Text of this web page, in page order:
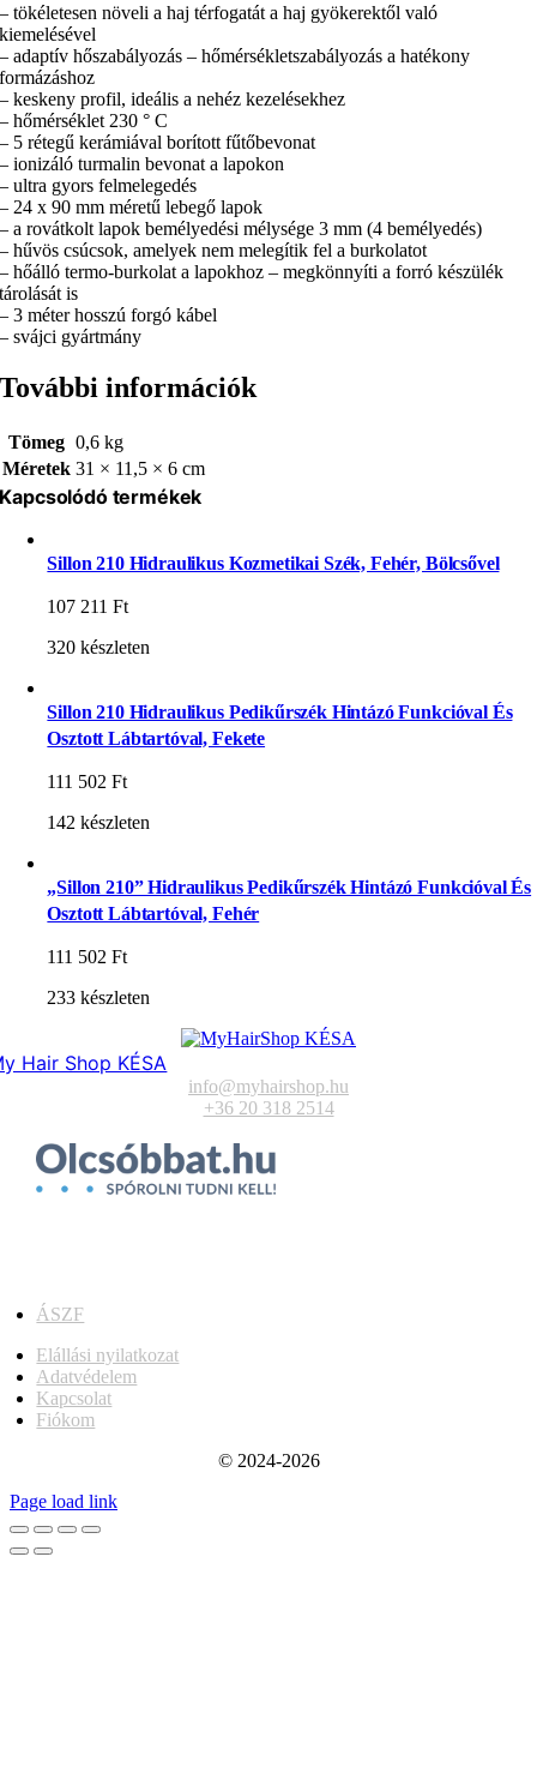
– tökéletesen növeli a haj térfogatát a haj gyökerektől való
kiemelésével
– adaptív hőszabályozás – hőmérsékletszabályozás a hatékony
formázáshoz
– keskeny profil, ideális a nehéz kezelésekhez
– hőmérséklet 230 ° C
– 5 rétegű kerámiával borított fűtőbevonat
– ionizáló turmalin bevonat a lapokon
– ultra gyors felmelegedés
– 24 x 90 mm méretű lebegő lapok
– a rovátkolt lapok bemélyedési mélysége 3 mm (4 bemélyedés)
– hűvös csúcsok, amelyek nem melegítik fel a burkolatot
– hőálló termo-burkolat a lapokhoz – megkönnyíti a forró készülék
tárolását is
– 3 méter hosszú forgó kábel
– svájci gyártmány
További információk
Tömeg 0,6 kg
Méretek 31 × 11,5 × 6 cm
Kapcsolódó termékek
Sillon 210 Hidraulikus Kozmetikai Szék, Fehér, Bölcsővel
107 211Ft
320 készleten
Sillon 210 Hidraulikus Pedikűrszék Hintázó Funkcióval És
Osztott Lábtartóval, Fekete
111 502Ft
142 készleten
„Sillon 210” Hidraulikus Pedikűrszék Hintázó Funkcióval És
Osztott Lábtartóval, Fehér
111 502Ft
233 készleten
Hair Shop KÉSA
info@myhairshop.hu
+36 20 318 2514
ÁSZF
Elállási nyilatkozat
Adatvédelem
Kapcsolat
Fiókom
© 2024-2026
Page load link